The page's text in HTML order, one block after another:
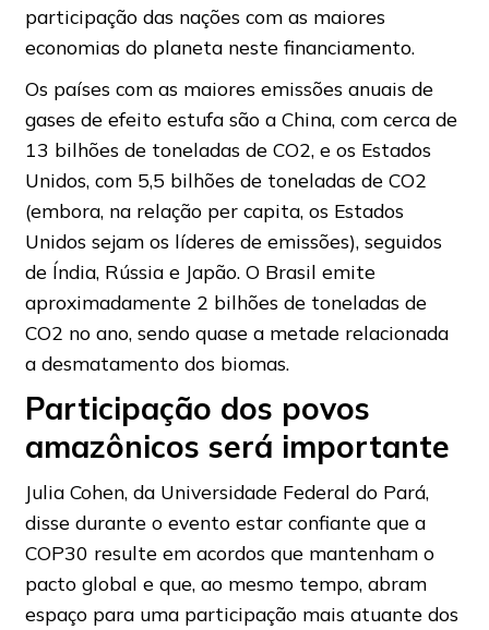
participação das nações com as maiores
economias do planeta neste financiamento.
Os países com as maiores emissões anuais de
gases de efeito estufa são a China, com cerca de
13 bilhões de toneladas de CO2, e os Estados
Unidos, com 5,5 bilhões de toneladas de CO2
(embora, na relação per capita, os Estados
Unidos sejam os líderes de emissões), seguidos
de Índia, Rússia e Japão. O Brasil emite
aproximadamente 2 bilhões de toneladas de
CO2 no ano, sendo quase a metade relacionada
a desmatamento dos biomas.
Participação dos povos
amazônicos será importante
Julia Cohen, da Universidade Federal do Pará,
disse durante o evento estar confiante que a
COP30 resulte em acordos que mantenham o
pacto global e que, ao mesmo tempo, abram
espaço para uma participação mais atuante dos